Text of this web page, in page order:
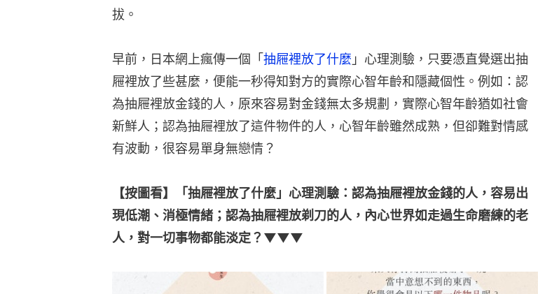
拔。
早前，日本網上瘋傳一個「 抽屜裡放了什麼 」心理測驗，只要憑直覺選出抽
屜裡放了些甚麼，便能一秒得知對方的實際心智年齡和隱藏個性。例如：認
為抽屜裡放金錢的人，原來容易對金錢無太多規劃，實際心智年齡猶如社會
新鮮人；認為抽屜裡放了這件物件的人，心智年齡雖然成熟，但卻難對情感
有波動，很容易單身無戀情？
【按圖看】「抽屜裡放了什麼」心理測驗：認為抽屜裡放金錢的人，容易出
現低潮、消極情緒；認為抽屜裡放剃刀的人，內心世界如走過生命磨練的老
人，對一切事物都能淡定？▼▼▼